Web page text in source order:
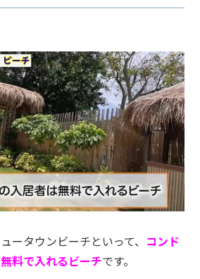
ータウンビーチといって、 コンド
料で入れるビーチです。